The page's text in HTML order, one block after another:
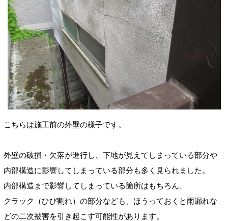
こちらは施工前の外壁の様子です。
外壁の破損・欠落が進行し、下地が見えてしまっている部分や
内部構造に影響してしまっている部分も多く見られました。
内部構造まで影響してしまっている箇所はもちろん、
クラック（ひび割れ）の部分なども、ほうっておくと雨漏れな
どの二次被害を引き起こす可能性があります。